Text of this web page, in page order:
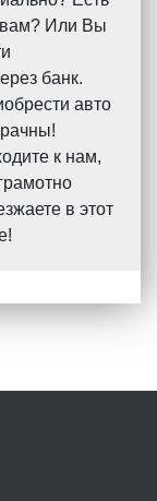
Или Вы
банк.
авто
к нам,
в этот